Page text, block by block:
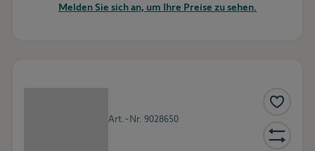
Melden Sie sich an, um Ihre Preise zu sehen.
Art.-Nr. 9028650